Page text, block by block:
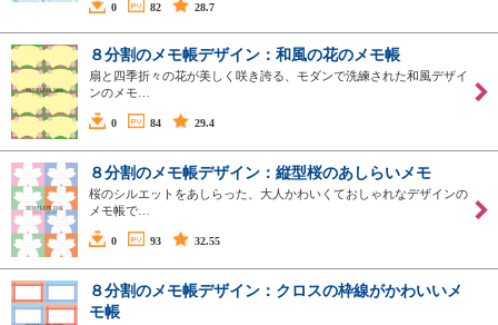
0 82 28.7
８分割のメモ帳デザイン：和風の花のメモ帳
扇と四季折々の花が美しく咲き誇る、モダンで洗練された和風デザイ
ンのメモ…
0 84 29.4
８分割のメモ帳デザイン：縦型桜のあしらいメモ
桜のシルエットをあしらった、大人かわいくておしゃれなデザインの
メモ帳で…
0 93 32.55
８分割のメモ帳デザイン：クロスの枠線がかわいいメ
モ帳